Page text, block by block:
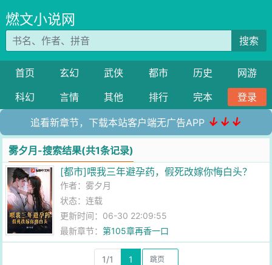
燃文小说网
搜索
首页 玄幻 武侠 都市 历史
网游
科幻
言情 其他 排行 完本 登录
追看新章节，下载本站客户端无广告APP ↓↓↓
雾夕月-搜索结果(共1条记录)
[都市]喂我三年避孕药，假死改嫁你悔白头？
作者：雾夕月
状态：连载
更新时间：06-30 22:09:55
最新章节：第105章再香一口
1/1 1